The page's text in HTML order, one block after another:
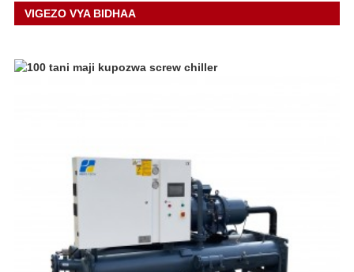
VIGEZO VYA BIDHAA